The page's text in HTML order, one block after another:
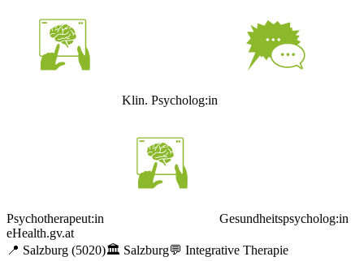
Klin. Psycholog:in
Psychotherapeut:in
Gesundheitspsycholog:in
eHealth.gv.at
📍 Salzburg (5020)🏛️ Salzburg💬 Integrative Therapie